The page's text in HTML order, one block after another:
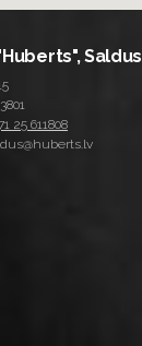
Saldus
25 611808